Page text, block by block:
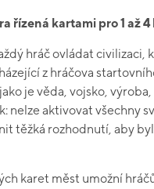
řízená kartami pro 1 až 4
hráč ovládat
z hráčova
je věda, vojsko,
nelze aktivovat všechny
těžká rozhodnutí, aby
karet měst umožní